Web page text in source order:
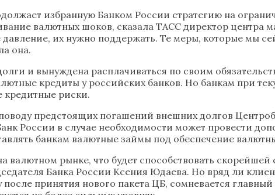
избранную Банком России стратегию на
валютных шоков, сказала ТАСС директор центра
их нужно поддержать. Те меры, которые мы
она.
и вынуждена расплачиваться по своим
кредиты у российских банков. Но банкам при
кредитные риски.
предстоящих погашений внешних долгов
России в случае необходимости может провести
банкам валютные займы под обеспечение
рынке, что будет способствовать скорейшей
Банка России Ксения Юдаева. Но вряд ли
после принятия нового пакета ЦБ, сомневается